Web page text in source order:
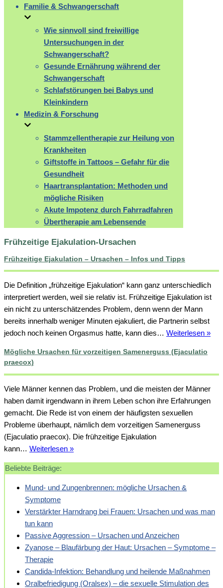
Familie & Schwangerschaft
Wie sinnvoll sind freiwillige
Untersuchungen in der
Schwangerschaft?
Gesunde Ernährung während der
Schwangerschaft
Schlafstörungen bei Babys und
Kleinkindern
Medizin & Forschung
Stammzellentherapie zur Heilung von
Krankheiten
Giftstoffe in Tattoos – Gefahr für die
Gesundheit
Haartransplantation: Methoden und
mögliche Risiken
Akute Impotenz durch Fahrradfahren
Übertherapie am Lebensende
Frühzeitige Ejakulation-Ursachen
Frühzeitige Ejakulation – Ursachen – Infos und Tipps
Die Definition „frühzeitige Ejakulation“ kann ganz unterschiedlich
interpretiert werden, weil sie relativ ist. Frühzeitige Ejakulation ist
ein nicht zu unterschätzendes Problem, denn wenn der Mann
bereits innerhalb weniger Minuten ejakuliert, die Partnerin selbst
jedoch noch keinen Orgasmus hatte, kann dies… Weiterlesen »
und
Mögliche Ursachen für vorzeitigen Samenerguss (Ejaculatio
praecox)
Viele Männer kennen das Problem, und die meisten der Männer
haben damit irgendwann in ihrem Leben schon ihre Erfahrungen
gemacht. Die Rede ist von einem der häufigsten sexuellen
Probleme überhaupt, nämlich dem vorzeitigen Samenerguss
(Ejaculatio praecox). Die frühzeitige Ejakulation
kann… Weiterlesen »Mögliche
vorzeitigen
(Ejaculatio
Beliebte Beiträge:
Mund- und Zungenbrennen: mögliche Ursachen &
Symptome
Verstärkter Harndrang bei Frauen: Ursachen und was man
tun kann
Passive Aggression – Ursachen und Anzeichen
Zyanose – Blaufärbung der Haut: Ursachen – Symptome –
Therapie
Candida-Infektion: Behandlung und heilende Maßnahmen
Oralbefriedigung (Oralsex) – die sexuelle Stimulation des